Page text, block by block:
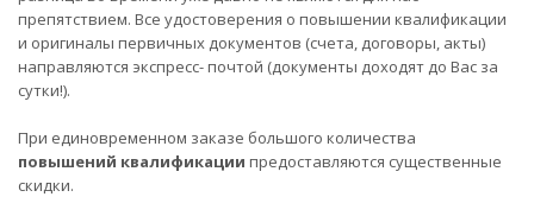
препятствием. Все удостоверения о повышении квалификации
и оригиналы первичных документов (счета, договоры, акты)
направляются экспресс- почтой (документы доходят до Вас за
сутки!).
При единовременном заказе большого количества
повышений квалификации предоставляются существенные
скидки.